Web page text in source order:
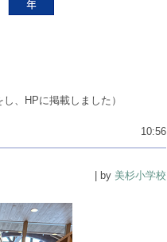
、HPに掲載しました）
10:56
| by 美杉小学校